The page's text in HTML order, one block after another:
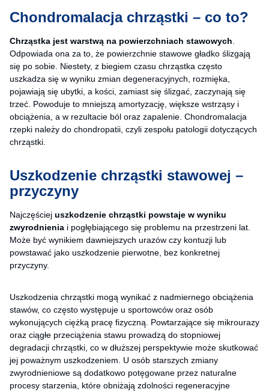
Chondromalacja chrząstki – co to?
Chrząstka jest warstwą na powierzchniach stawowych
Odpowiada ona za to, że powierzchnie stawowe gładko ślizgają
się po sobie. Niestety, z biegiem czasu chrząstka często
uszkadza się w wyniku zmian degeneracyjnych, rozmięka,
pojawiają się ubytki, a kości, zamiast się ślizgać, zaczynają się
trzeć. Powoduje to mniejszą amortyzację, większe wstrząsy i
obciążenia, a w rezultacie ból oraz zapalenie. Chondromalacja
rzepki należy do chondropatii, czyli zespołu patologii dotyczących
chrząstki.
Uszkodzenie chrząstki stawowej –
przyczyny
Najczęściej uszkodzenie chrząstki powstaje w wyniku
zwyrodnienia i pogłębiającego się problemu na przestrzeni lat.
Może być wynikiem dawniejszych urazów czy kontuzji lub
powstawać jako uszkodzenie pierwotne, bez konkretnej
przyczyny.
Uszkodzenia chrząstki mogą wynikać z nadmiernego obciążenia
stawów, co często występuje u sportowców oraz osób
wykonujących ciężką pracę fizyczną. Powtarzające się mikrourazy
oraz ciągłe przeciążenia stawu prowadzą do stopniowej
degradacji chrząstki, co w dłuższej perspektywie może skutkować
jej poważnym uszkodzeniem. U osób starszych zmiany
zwyrodnieniowe są dodatkowo potęgowane przez naturalne
procesy starzenia, które obniżają zdolności regeneracyjne